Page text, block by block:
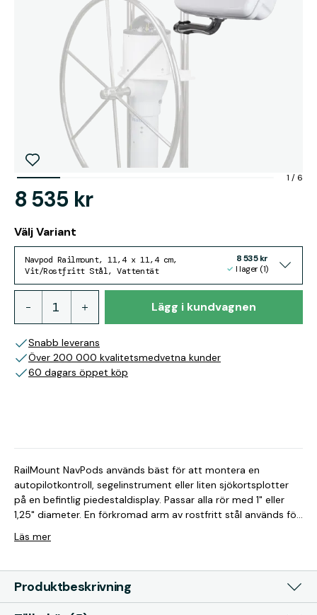
1 / 6
8 535 kr
Välj Variant
Navpod Railmount, 11,4 x 11,4 cm,
Vit/Rostfritt Stål, Vattentät
8 535 kr
I lager (1)
Lägg i kundvagnen
Snabb leverans
Över 200 000 kvalitetsmedvetna kunder
60 dagars öppet köp
RailMount NavPods används bäst för att montera en
autopilotkontroll, segelinstrument eller liten sjökortsplotter
på en befintlig piedestaldisplay. Passar alla rör med 1" eller
1,25" diameter. En förkromad arm av rostfritt stål används för
enkel visning medan den är skyddad en regnig dag. Alla kablar
in i piedestalskyddet, så att du inte trasslar in dig i
ledningarna. Denna applikation ger en ren och robust
installation för elektronik utan att byta ut sockelskyddet. Alla
Läs mer
Produktbeskrivning